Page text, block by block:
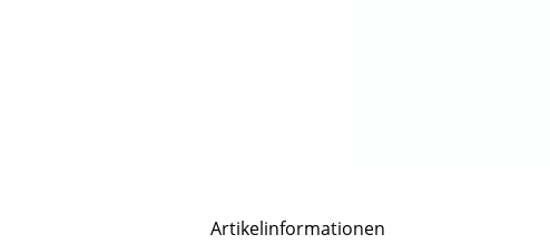
Artikelinformationen